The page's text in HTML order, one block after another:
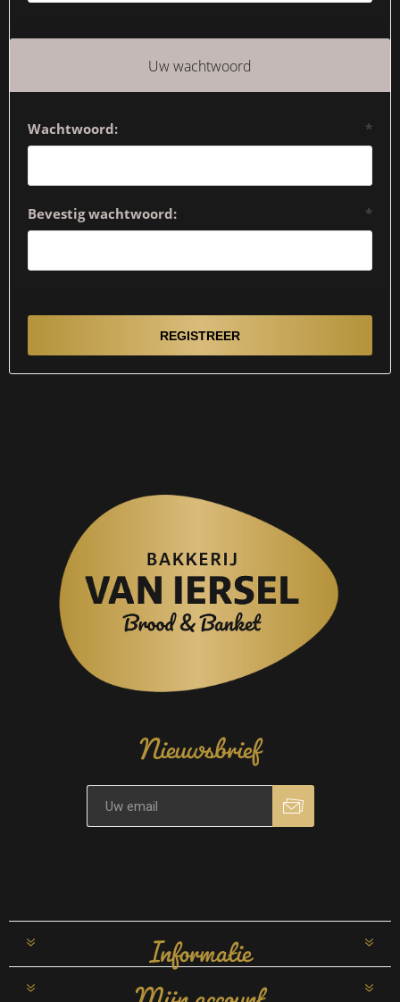
Uw wachtwoord
Wachtwoord: *
Bevestig wachtwoord: *
Nieuwsbrief
Informatie